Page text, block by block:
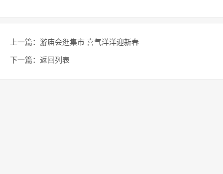
上一篇： 游庙会逛集市 喜气洋洋迎新春
下一篇： 返回列表